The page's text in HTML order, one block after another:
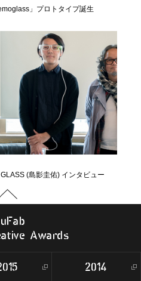
」プロトタイプ誕生
(島影圭佑) インタビュー
uFab
ative Awards
2014